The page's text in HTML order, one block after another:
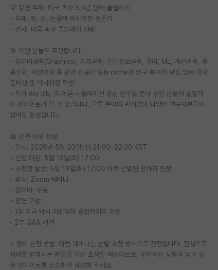
홍보 게시판
커리어
이벤트
반도체 아카데미
재팬라운지 🌸
💡 강연 주제: 미국 박사 3.5년 만에 졸업하기
• 부제: 피, 땀, 눈물의 박사과정 생존기
• 연사: 미국 박사 졸업예정 선배
🎯 이런 분들께 추천합니다
• 컴퓨터공학(Graphics), 기계공학, 전기정보공학, 물리, ML, 계산과학, 응
용수학, 계산역학 등 관련 전공자 또는 niche한 연구 분야에 관심 있는 유학
준비생 및 박사과정 학생
• 특히 dry lab, 즉 이론·시뮬레이션 중심 연구를 준비 중인 분들께 실질적
인 인사이트가 될 수 있습니다. 물론 분야와 관계없이 다양한 연구자분들의
참여도 환영합니다.
📅 강연 상세 정보
• 일시: 2026년 5월 20일(수) 21:00~22:30 KST
• 신청 마감: 5월 19일(화) 17:00
• 초청장 발송: 5월 19일(화) 17:00 이후 선별된 참가자 한정
• 형식: Zoom 웨비나
• 참여비: 무료
• 강연 구성:
- 1부 미국 박사 지원부터 졸업까지의 여정
- 2부 Q&A 세션
⚡ 참여 신청 방법: 이번 웨비나는 선별 초청 방식으로 진행됩니다. 진심으로
참여를 원하시는 분들을 우선 초청할 예정이므로, 구체적인 상황과 얻고 싶
은 인사이트를 진솔하게 작성해 주세요.